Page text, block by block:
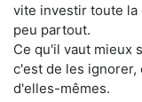
vite investir toute
peu partout.
Ce qu'il vaut mieux
c'est de les ignorer,
d'elles-mêmes.